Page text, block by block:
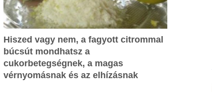
Hiszed vagy nem, a fagyott citrommal
búcsút mondhatsz a
cukorbetegségnek, a magas
vérnyomásnak és az elhízásnak